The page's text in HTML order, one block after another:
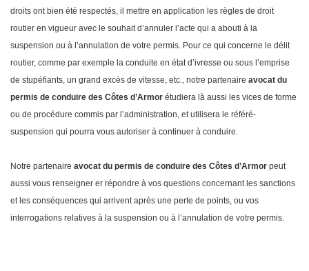
droits ont bien été respectés, il mettre en application les règles de droit
routier en vigueur avec le souhait d’annuler l’acte qui a abouti à la
suspension ou à l’annulation de votre permis. Pour ce qui concerne le délit
routier, comme par exemple la conduite en état d’ivresse ou sous l’emprise
de stupéfiants, un grand excès de vitesse, etc., notre partenaire avocat du
permis de conduire des Côtes d’Armor étudiera là aussi les vices de forme
ou de procédure commis par l’administration, et utilisera le référé-
suspension qui pourra vous autoriser à continuer à conduire.
Notre partenaire avocat du permis de conduire des Côtes d’Armor peut
aussi vous renseigner er répondre à vos questions concernant les sanctions
et les conséquences qui arrivent après une perte de points, ou vos
interrogations relatives à la suspension ou à l’annulation de votre permis.